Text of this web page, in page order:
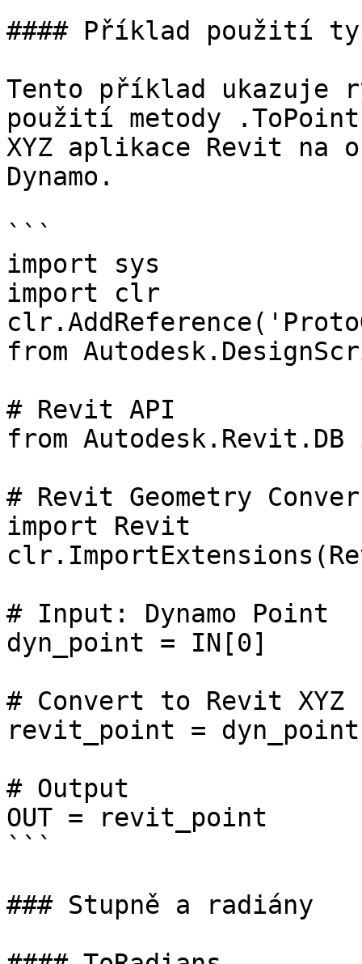
#### Příklad použití
Tento příklad ukazuje
použití metody
XYZ aplikace Revit na
Dynamo.
```
import sys
import clr
from
# Revit API
from
# Revit Geometry
import Revit
# Input: Dynamo Point
dyn_point = IN[0]
# Convert to Revit XYZ
revit_point =
# Output
OUT = revit_point
```
### Stupně a radiány